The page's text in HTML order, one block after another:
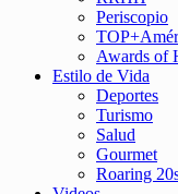
Periscopio
Awards of
Estilo de Vida
Deportes
Turismo
Salud
Gourmet
Roaring